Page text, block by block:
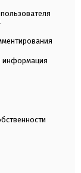
информация